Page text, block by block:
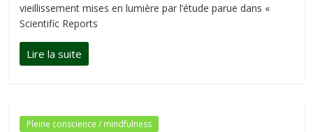
vieillissement mises en lumière par l’étude parue dans «
Scientific Reports
Pleine conscience / mindfulness